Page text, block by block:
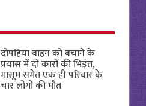
दोपहिया वाहन को बचाने के
प्रयास में दो कारों की भिड़ंत,
मासूम समेत एक ही परिवार के
चार लोगों की मौत